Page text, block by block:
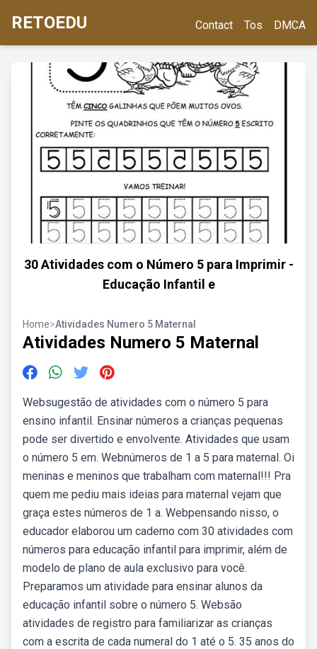
RETOEDU Contact Tos DMCA
30 Atividades com o Número 5 para Imprimir -
Educação Infantil e
Home>Atividades Numero 5 Maternal
Atividades Numero 5 Maternal
Websugestão de atividades com o número 5 para
ensino infantil. Ensinar números a crianças pequenas
pode ser divertido e envolvente. Atividades que usam
o número 5 em. Webnúmeros de 1 a 5 para maternal. Oi
meninas e meninos que trabalham com maternal!!! Pra
quem me pediu mais ideias para maternal vejam que
graça estes números de 1 a. Webpensando nisso, o
educador elaborou um caderno com 30 atividades com
números para educação infantil para imprimir, além de
modelo de plano de aula exclusivo para você.
Preparamos um atividade para ensinar alunos da
educação infantil sobre o número 5. Websão
atividades de registro para familiarizar as crianças
com a escrita de cada numeral do 1 até o 5. 35 anos do